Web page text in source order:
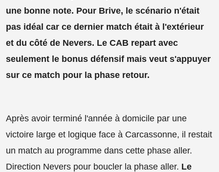
une bonne note. Pour Brive, le scénario n'était
pas idéal car ce dernier match était à l'extérieur
et du côté de Nevers. Le CAB repart avec
seulement le bonus défensif mais veut s'appuyer
sur ce match pour la phase retour.
Après avoir terminé l'année à domicile par une
victoire large et logique face à Carcassonne, il restait
un match au programme dans cette phase aller.
Direction Nevers pour boucler la phase aller. Le